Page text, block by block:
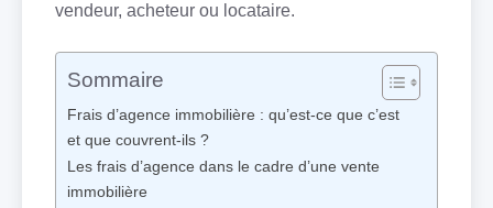
vendeur, acheteur ou locataire.
Sommaire
Frais d’agence immobilière : qu’est-ce que c’est
et que couvrent-ils ?
Les frais d’agence dans le cadre d’une vente
immobilière